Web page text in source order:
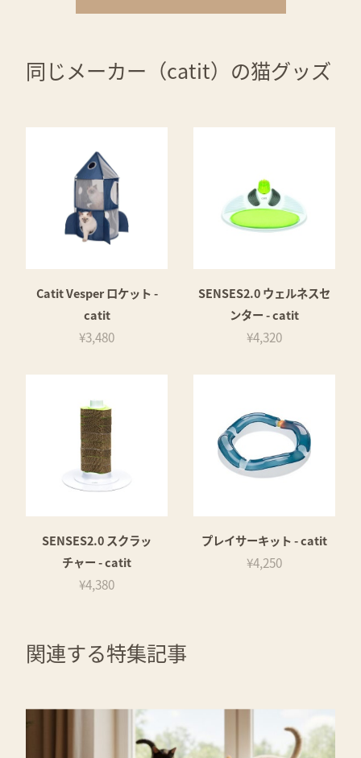
同じメーカー（catit）の猫グッズ
Catit Vesper ロケット -
catit
¥3,480
SENSES2.0 ウェルネスセ
ンター - catit
¥4,320
SENSES2.0 スクラッ
チャー - catit
¥4,380
プレイサーキット - catit
¥4,250
関連する特集記事